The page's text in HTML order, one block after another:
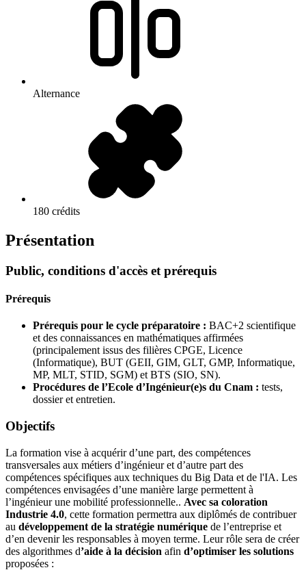
Alternance
180 crédits
Présentation
Public, conditions d'accès et prérequis
Prérequis
Prérequis pour le cycle préparatoire : BAC+2 scientifique
et des connaissances en mathématiques affirmées
(principalement issus des filières CPGE, Licence
(Informatique), BUT (GEII, GIM, GLT, GMP, Informatique,
MP, MLT, STID, SGM) et BTS (SIO, SN).
Procédures de l’Ecole d’Ingénieur(e)s du Cnam : tests,
dossier et entretien.
Objectifs
La formation vise à acquérir d’une part, des compétences
transversales aux métiers d’ingénieur et d’autre part des
compétences spécifiques aux techniques du Big Data et de l'IA. Les
compétences envisagées d’une manière large permettent à
l’ingénieur une mobilité professionnelle.. Avec sa coloration
Industrie 4.0, cette formation permettra aux diplômés de contribuer
au développement de la stratégie numérique de l’entreprise et
d’en devenir les responsables à moyen terme. Leur rôle sera de créer
des algorithmes d’aide à la décision afin d’optimiser les solutions
proposées :